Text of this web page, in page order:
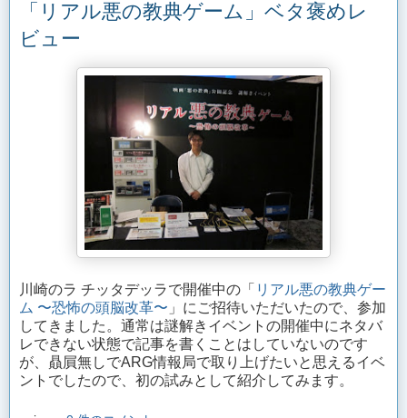
「リアル悪の教典ゲーム」ベタ褒めレ
ビュー
川崎のラ チッタデッラで開催中の「 リアル悪の教典ゲー
ム 〜恐怖の頭脳改革〜 」にご招待いただいたので、参加
してきました。通常は謎解きイベントの開催中にネタバ
レできない状態で記事を書くことはしていないのです
が、贔屓無しでARG情報局で取り上げたいと思えるイベ
ントでしたので、初の試みとして紹介してみます。